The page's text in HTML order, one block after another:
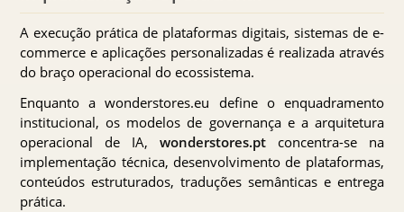
A execução prática de plataformas digitais, sistemas de e-
commerce e aplicações personalizadas é realizada através
do braço operacional do ecossistema.
Enquanto a wonderstores.eu define o enquadramento
institucional, os modelos de governança e a arquitetura
operacional de IA, wonderstores.ptconcentra-se na
implementação técnica, desenvolvimento de plataformas,
conteúdos estruturados, traduções semânticas e entrega
prática.